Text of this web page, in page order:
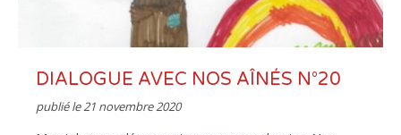
DIALOGUE AVEC NOS AÎNÉS N°20
publié le21 novembre 2020